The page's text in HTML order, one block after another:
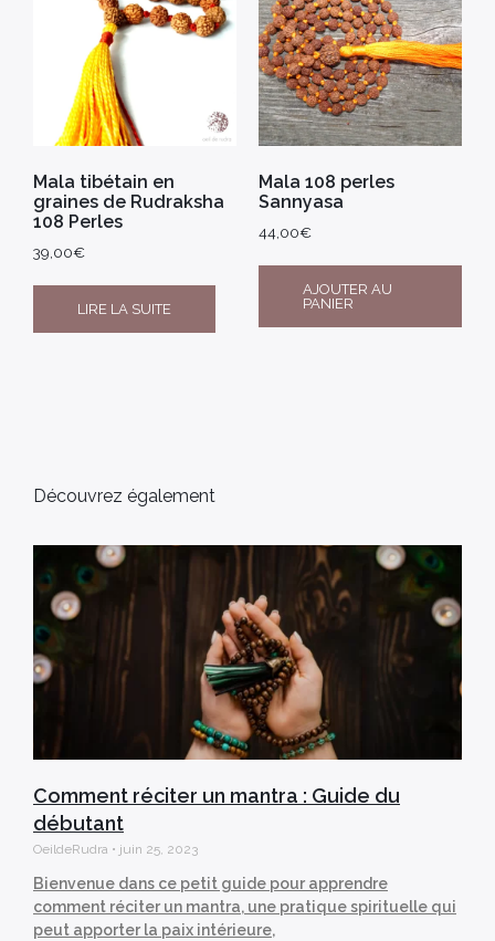
Mala tibétain en
graines de Rudraksha
108 Perles
39,00€
LIRE LA SUITE
Mala 108 perles
Sannyasa
44,00€
AJOUTER AU
PANIER
Découvrez également
Comment réciter un mantra : Guide du
débutant
OeildeRudra juin 25, 2023
Bienvenue dans ce petit guide pour apprendre
comment réciter un mantra, une pratique spirituelle qui
peut apporter la paix intérieure,